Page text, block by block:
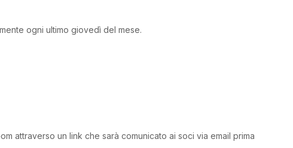
ogni ultimo giovedì del mese.
attraverso un link che sarà comunicato ai soci via email prima